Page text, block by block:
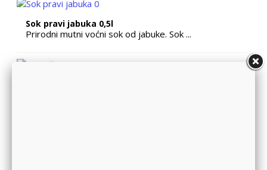
Sok pravi jabuka 0,5l
Prirodni mutni voćni sok od jabuke. Sok ...